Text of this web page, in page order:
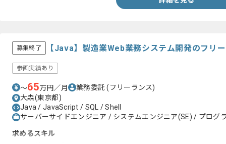
募集終了 【Java】製造業Web業務システム開発のフリ
参画実績あり
〜65万円／月 業務委託(フリーランス)
大森(東京都)
Java / JavaScript / SQL / Shell
サーバーサイドエンジニア / システムエンジニア(SE) / プログ
求めるスキル